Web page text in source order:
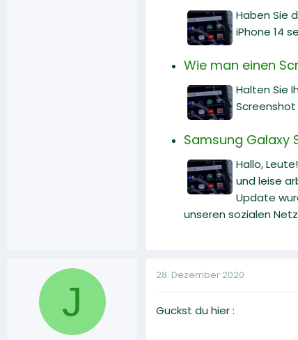
Haben Sie
iPhone 14
Wie man einen
Halten Sie
Samsung Galaxy
Hallo,
und leise
Update
unseren sozialen
J
28. Dezember 2020
Guckst du hier :